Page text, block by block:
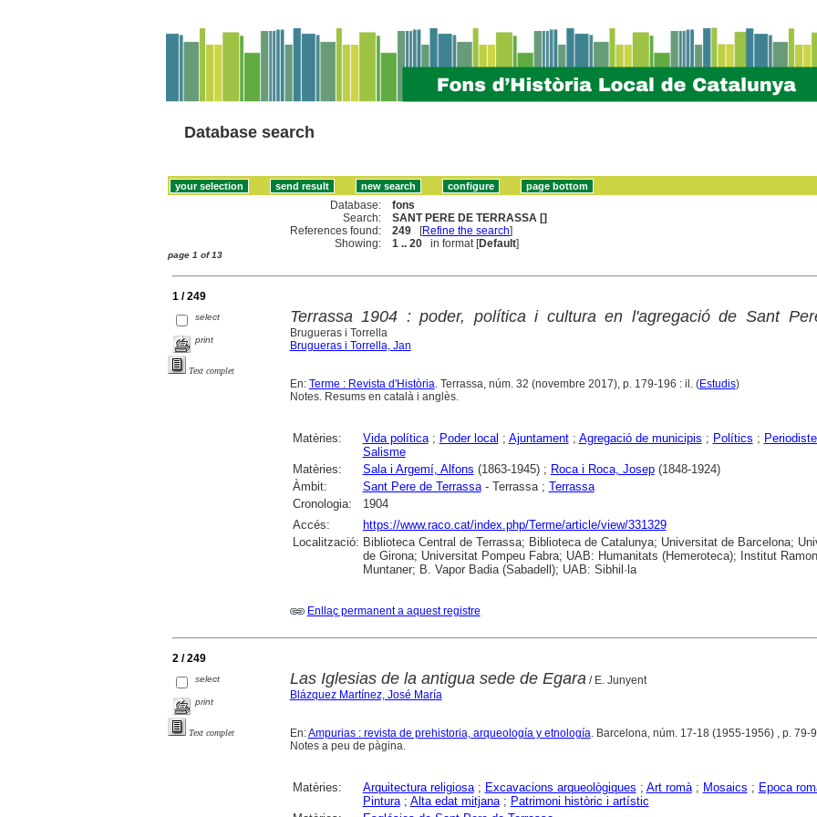
Database search
Database:
fons
Search:
SANT PERE DE TERRASSA []
References found:
249 [Refine the search]
Showing:
1 .. 20 in format [Default]
page 1 of 13
1 / 249
select
print
Text complet
Terrassa 1904 : poder, política i cultura en l'agregació de Sant
Brugueras i Torrella
Brugueras i Torrella, Jan
En: Terme : Revista d'Història. Terrassa, núm. 32 (novembre 2017), p. 179-196 : il. (Estudis)
Notes. Resums en català i anglès.
Matèries: Vida política; Poder local ; Ajuntament; Agregació de municipis ; Polítics ;
Salisme
Matèries:
Sala i Argemí, Alfons (1863-1945) ; Roca i Roca, Josep(1848-1924)
Àmbit:
Sant Pere de Terrassa- Terrassa ; Terrassa
Cronologia:
1904
Accés:
https://www.raco.cat/index.php/Terme/article/view/331329
Localització: Biblioteca Central de Terrassa; Biblioteca de Catalunya; Universitat de Barcelona;
de Girona; Universitat Pompeu Fabra; UAB: Humanitats (Hemeroteca); Institut Ramon
Muntaner; B. Vapor Badia (Sabadell); UAB: Sibhil·la
Enllaç permanent a aquest registre
2 / 249
select
print
Text complet
Las Iglesias de la antigua sede de Egara/ E. Junyent
Blázquez Martínez, José María
En:Ampurias : revista de prehistoria, arqueología y etnología. Barcelona, núm. 17-18 (1955-1956) , p. 79-
Notes a peu de pàgina.
Matèries: Arquitectura religiosa; Excavacions arqueològiques ; Art romà; Mosaics ; Epoca
Pintura; Alta edat mitjana; Patrimoni històric i artístic